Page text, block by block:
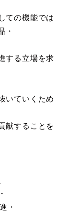
ての機能では
・
する立場を求
いていくため
献することを
・